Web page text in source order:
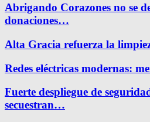
Abrigando Corazones no se
donaciones…
Alta Gracia refuerza la
Redes eléctricas modernas:
Fuerte despliegue de
secuestran…